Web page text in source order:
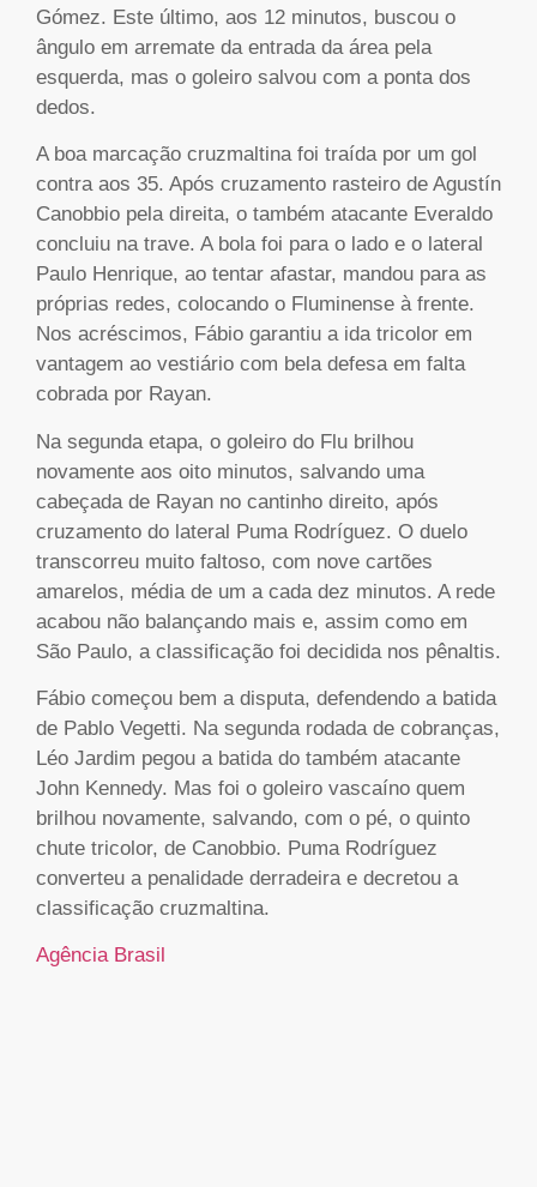
Gómez. Este último, aos 12 minutos, buscou o
ângulo em arremate da entrada da área pela
esquerda, mas o goleiro salvou com a ponta dos
dedos.
A boa marcação cruzmaltina foi traída por um gol
contra aos 35. Após cruzamento rasteiro de Agustín
Canobbio pela direita, o também atacante Everaldo
concluiu na trave. A bola foi para o lado e o lateral
Paulo Henrique, ao tentar afastar, mandou para as
próprias redes, colocando o Fluminense à frente.
Nos acréscimos, Fábio garantiu a ida tricolor em
vantagem ao vestiário com bela defesa em falta
cobrada por Rayan.
Na segunda etapa, o goleiro do Flu brilhou
novamente aos oito minutos, salvando uma
cabeçada de Rayan no cantinho direito, após
cruzamento do lateral Puma Rodríguez. O duelo
transcorreu muito faltoso, com nove cartões
amarelos, média de um a cada dez minutos. A rede
acabou não balançando mais e, assim como em
São Paulo, a classificação foi decidida nos pênaltis.
Fábio começou bem a disputa, defendendo a batida
de Pablo Vegetti. Na segunda rodada de cobranças,
Léo Jardim pegou a batida do também atacante
John Kennedy. Mas foi o goleiro vascaíno quem
brilhou novamente, salvando, com o pé, o quinto
chute tricolor, de Canobbio. Puma Rodríguez
converteu a penalidade derradeira e decretou a
classificação cruzmaltina.
Agência Brasil